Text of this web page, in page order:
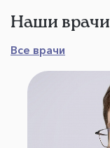
Наши врачи
Все врачи